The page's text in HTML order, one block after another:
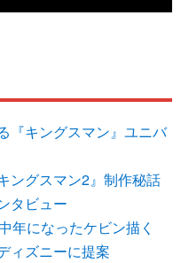
『キングスマン』ユニバ
ングスマン2』制作秘話
タビュー
年になったケビン描く
ィズニーに提案